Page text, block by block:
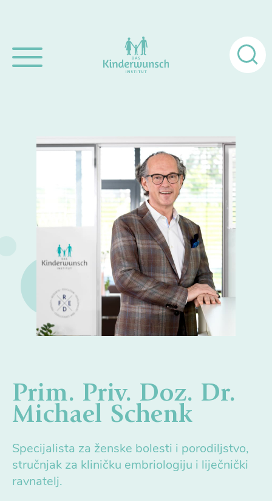
Prim. Priv. Doz. Dr.
Michael Schenk
Specijalista za ženske bolesti i porodiljstvo,
stručnjak za kliničku embriologiju i liječnički
ravnatelj.